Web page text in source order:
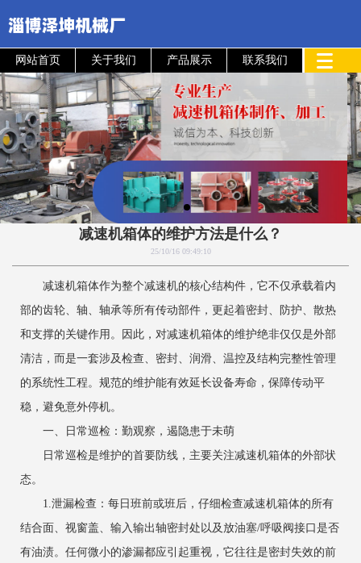
网站首页 关于我们 产品展示 联系我们
减速机箱体的维护方法是什么？
25/10/16 09:49:10
减速机箱体作为整个减速机的核心结构件，它不仅承载着内
部的齿轮、轴、轴承等所有传动部件，更起着密封、防护、散热
和支撑的关键作用。因此，对减速机箱体的维护绝非仅仅是外部
清洁，而是一套涉及检查、密封、润滑、温控及结构完整性管理
的系统性工程。规范的维护能有效延长设备寿命，保障传动平
稳，避免意外停机。
一、日常巡检：勤观察，遏隐患于未萌
日常巡检是维护的首要防线，主要关注减速机箱体的外部状
态。
1.泄漏检查：每日班前或班后，仔细检查减速机箱体的所有
结合面、视窗盖、输入输出轴密封处以及放油塞/呼吸阀接口是否
有油渍。任何微小的渗漏都应引起重视，它往往是密封失效的前